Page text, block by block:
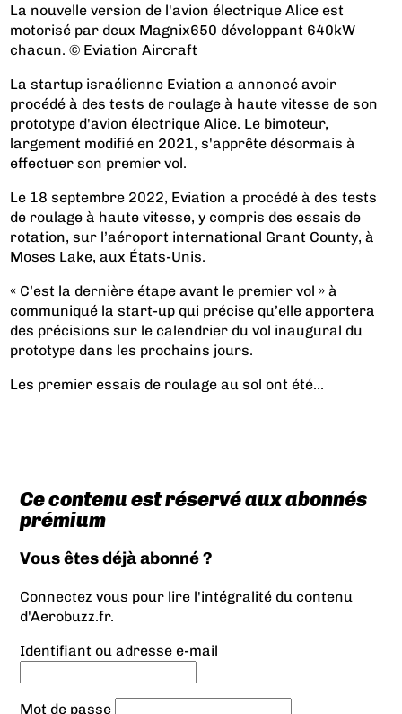
La nouvelle version de l'avion électrique Alice est
motorisé par deux Magnix650 développant 640kW
chacun. © Eviation Aircraft
La startup israélienne Eviation a annoncé avoir
procédé à des tests de roulage à haute vitesse de son
prototype d'avion électrique Alice. Le bimoteur,
largement modifié en 2021, s'apprête désormais à
effectuer son premier vol.
Le 18 septembre 2022, Eviation a procédé à des tests
de roulage à haute vitesse, y compris des essais de
rotation, sur l’aéroport international Grant County, à
Moses Lake, aux États-Unis.
« C’est la dernière étape avant le premier vol » à
communiqué la start-up qui précise qu’elle apportera
des précisions sur le calendrier du vol inaugural du
prototype dans les prochains jours.
Les premier essais de roulage au sol ont été...
Ce contenu est réservé aux abonnés
prémium
Vous êtes déjà abonné ?
Connectez vous pour lire l'intégralité du contenu
d'Aerobuzz.fr.
Identifiant ou adresse e-mail
Mot de passe